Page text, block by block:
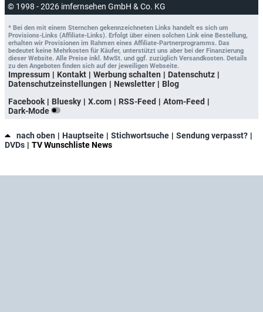
© 1998 - 2026 imfernsehen GmbH & Co. KG
* Bei den mit einem Sternchen gekennzeichneten Links handelt es sich um
Provisions-Links (Affiliate-Links). Erfolgt über einen solchen Link eine Bestellung,
erhalten wir Provisionen im Rahmen eines Affiliate-Partnerprogramms. Das
bedeutet keine Mehrkosten für Käufer, unterstützt uns aber bei der Finanzierung
dieser Website. Alle Preise inkl. MwSt. und ggf. zuzüglich Versandkosten. Details
zu den Angeboten finden sich auf der jeweiligen Webseite.
Impressum Kontakt Werbung schalten
Datenschutz
Datenschutzeinstellungen
Newsletter
Blog
Facebook
Bluesky X.com RSS-Feed
Atom-Feed
Dark-Mode
nach oben Hauptseite Stichwortsuche
Sendung verpasst?
DVDs
TV Wunschliste News